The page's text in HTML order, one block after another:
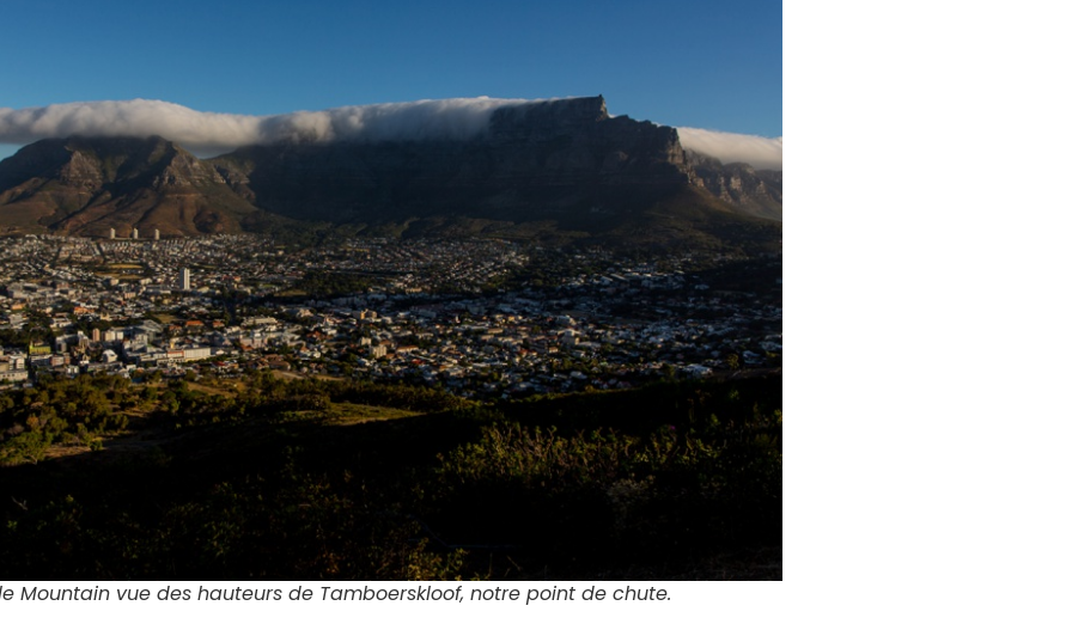
Mountain vue des hauteurs de Tamboerskloof, notre point de chute.